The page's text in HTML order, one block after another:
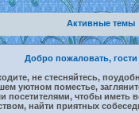
Активные темы
Добро пожаловать,
не стесняйтесь,
уютном поместье,
посетителями, чтобы иметь
найти приятных